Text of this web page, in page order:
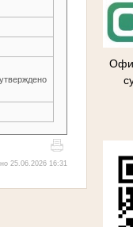
25.06.2026 16:31